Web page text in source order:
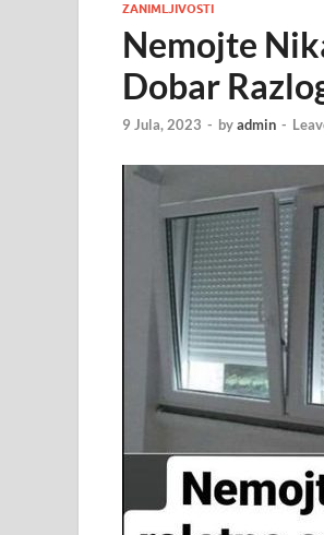
ZANIMLJIVOSTI
Nemojte
Dobar
9 Jula, 2023 - byadmin -